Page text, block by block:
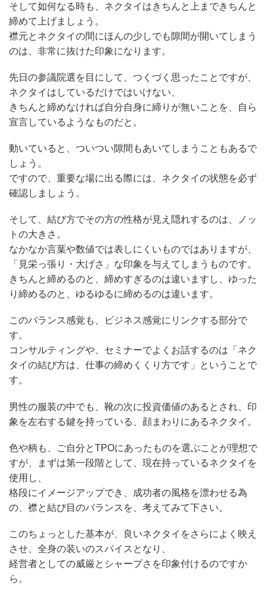
そして如何なる時も、ネクタイはきちんと上まできちんと
締めて上げましょう。
襟元とネクタイの間にほんの少しでも隙間が開いてしまう
のは、非常に抜けた印象になります。
先日の参議院選を目にして、つくづく思ったことですが、
ネクタイはしているだけではいけない、
きちんと締めなければ自分自身に締りが無いことを、自ら
宣言しているようなものだと。
動いていると、ついつい隙間もあいてしまうこともあるで
しょう。
ですので、重要な場に出る際には、ネクタイの状態を必ず
確認しましょう。
そして、結び方でその方の性格が見え隠れするのは、ノッ
トの大きさ。
なかなか言葉や数値では表しにくいものではありますが、
「見栄っ張り・大げさ」な印象を与えてしまうものです。
きちんと締めるのと、締めすぎるのは違いますし、ゆった
り締めるのと、ゆるゆるに締めるのは違います。
このバランス感覚も、ビジネス感覚にリンクする部分で
す。
コンサルティングや、セミナーでよくお話するのは「ネク
タイの結び方は、仕事の締めくくり方です」ということで
す。
男性の服装の中でも、靴の次に投資価値のあるとされ、印
象を左右する鍵を持っている、顔まわりにあるネクタイ。
色や柄も、ご自分とTPOにあったものを選ぶことが理想で
すが、まずは第一段階として、現在持っているネクタイを
使用し、
格段にイメージアップでき、成功者の風格を漂わせる為
の、襟と結び目のバランスを、考えてみて下さい。
このちょっとした基本が、良いネクタイをさらによく映え
させ、全身の装いのスパイスとなり、
経営者としての威厳とシャープさを印象付けるのですか
ら。